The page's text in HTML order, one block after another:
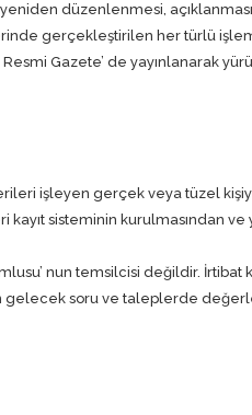
düzenlenmesi,
gerçekleştirilen her türlü
Gazete’ de yayınlanarak
işleyen gerçek veya tüzel
kayıt sisteminin kurulmasından
nun temsilcisi değildir.
soru ve taleplerde